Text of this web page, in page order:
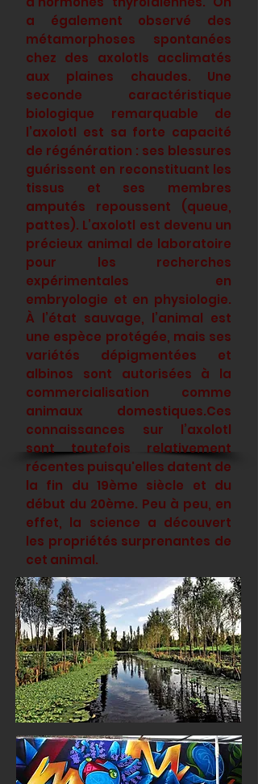
a également observé des
métamorphoses spontanées
chez des axolotls acclimatés
aux plaines chaudes. Une
seconde caractéristique
biologique remarquable de
l’axolotl est sa forte capacité
de régénération : ses blessures
guérissent en reconstituant les
tissus et ses membres
amputés repoussent (queue,
pattes). L’axolotl est devenu un
précieux animal de laboratoire
pour les recherches
expérimentales en
embryologie et en physiologie.
À l’état sauvage, l’animal est
une espèce protégée, mais ses
variétés dépigmentées et
albinos sont autorisées à la
commercialisation comme
animaux domestiques.Ces
connaissances sur l’axolotl
sont toutefois relativement
récentes puisqu'elles datent de
la fin du 19ème siècle et du
début du 20ème. Peu à peu, en
effet, la science a découvert
les propriétés surprenantes de
cet animal.